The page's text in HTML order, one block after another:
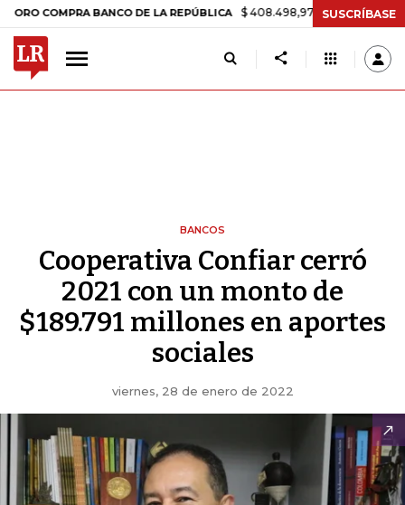
BANCO DE LA REPÚBLICA $ 408.498,97 +$ 8.753,81 +2,19%
SUSCRÍBASE
BANCOS
Cooperativa Confiar cerró
2021 con un monto de
$189.791 millones en aportes
sociales
viernes, 28 de enero de 2022